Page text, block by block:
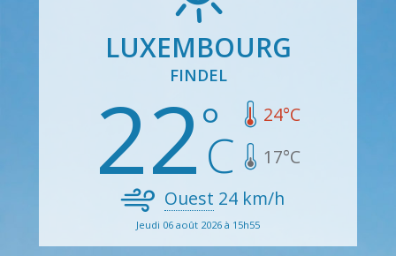
LUXEMBOURG
FINDEL
22 24°C
17°C
Ouest 24 km/h
Jeudi 06 août 2026 à 15h55